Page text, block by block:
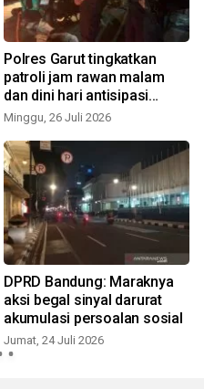
Polres Garut tingkatkan
patroli jam rawan malam
dan dini hari antisipasi
kejahatan jalanan
Minggu, 26 Juli 2026
DPRD Bandung: Maraknya
aksi begal sinyal darurat
akumulasi persoalan sosial
Jumat, 24 Juli 2026